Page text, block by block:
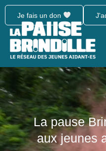
Je fais un don
La pause
aux jeunes